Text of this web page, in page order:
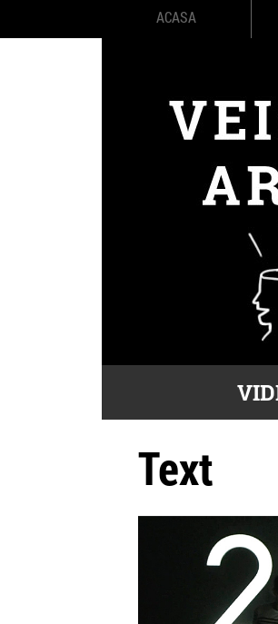
ACASA
Text